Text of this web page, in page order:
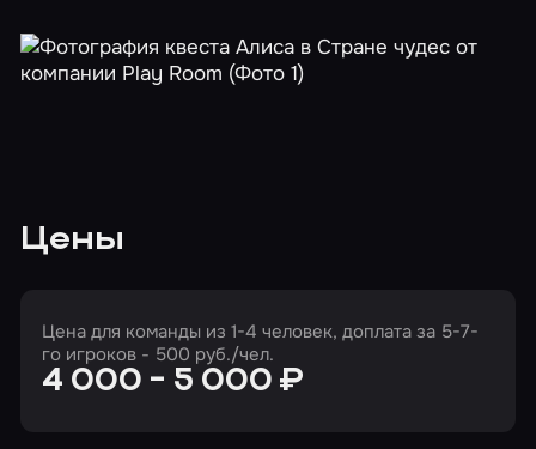
Цены
Цена для команды из 1-4 человек, доплата за 5-7-
го игроков - 500 руб./чел.
4 000 - 5 000 ₽